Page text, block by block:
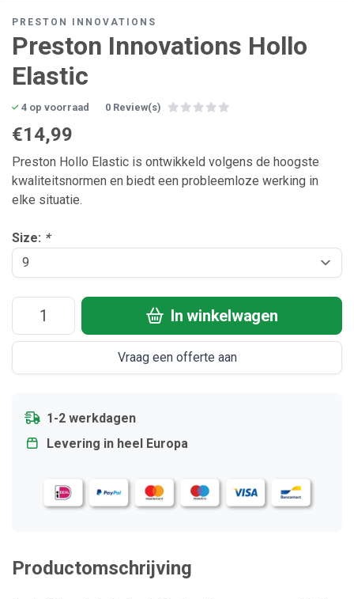
PRESTON INNOVATIONS
Preston Innovations Hollo
Elastic
4 op voorraad 0 Review(s)
€14,99
Preston Hollo Elastic is ontwikkeld volgens de hoogste
kwaliteitsnormen en biedt een probleemloze werking in
elke situatie.
Size: *
In winkelwagen
Vraag een offerte aan
1-2 werkdagen
Levering in heel Europa
Productomschrijving